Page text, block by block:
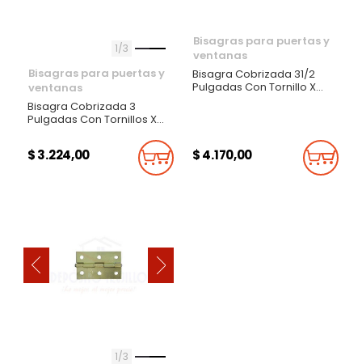
1 3
Bisagras para puertas y
ventanas
Bisagra Cobrizada 3
Pulgadas Con Tornillos X
$ 3.224,00 Añadir Al Carrito
Bisagras para puertas y
ventanas
Bisagra Cobrizada 31/2
Pulgadas Con Tornillo X
$ 4.170,00
‹ ›
1 3